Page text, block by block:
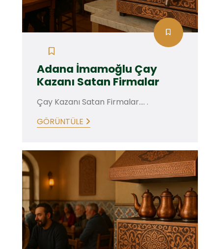
Adana İmamoğlu Çay
Kazanı Satan Firmalar
Çay Kazanı Satan Firmalar.... .
GÖRÜNTÜLE